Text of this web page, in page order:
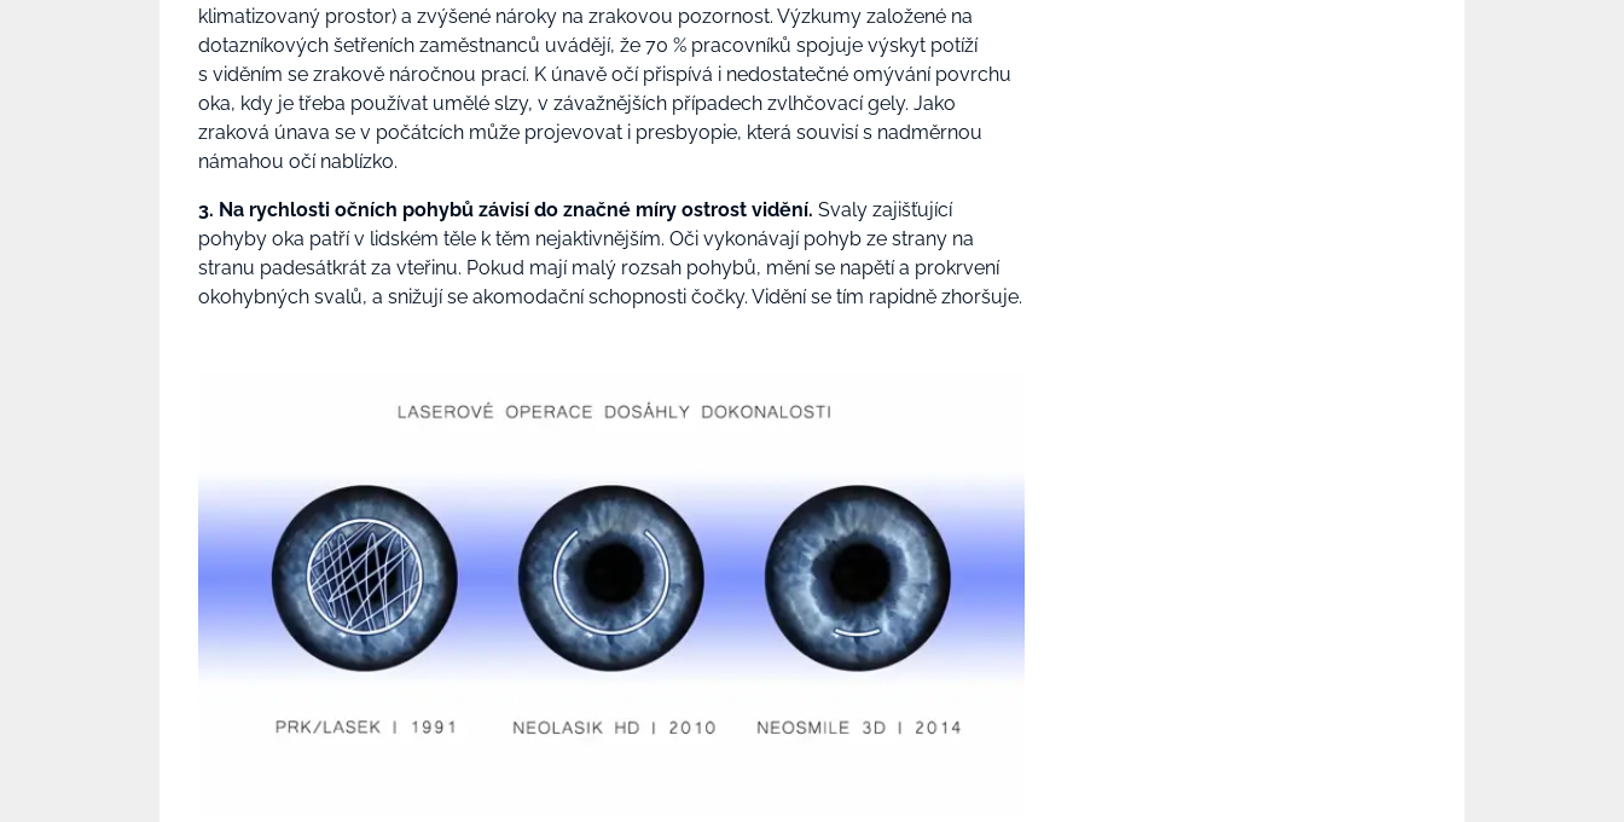
klimatizovaný prostor) a zvýšené nároky na zrakovou pozornost. Výzkumy založené na
dotazníkových šetřeních zaměstnanců uvádějí, že 70 % pracovníků spojuje výskyt potíží
s viděním se zrakově náročnou prací. K únavě očí přispívá i nedostatečné omývání povrchu
oka, kdy je třeba používat umělé slzy, v závažnějších případech zvlhčovací gely. Jako
zraková únava se v počátcích může projevovat i presbyopie, která souvisí s nadměrnou
námahou očí nablízko.
3. Na rychlosti očních pohybů závisí do značné míry ostrost vidění. Svaly zajišťující
pohyby oka patří v lidském těle k těm nejaktivnějším. Oči vykonávají pohyb ze strany na
stranu padesátkrát za vteřinu. Pokud mají malý rozsah pohybů, mění se napětí a prokrvení
okohybných svalů, a snižují se akomodační schopnosti čočky. Vidění se tím rapidně zhoršuje.